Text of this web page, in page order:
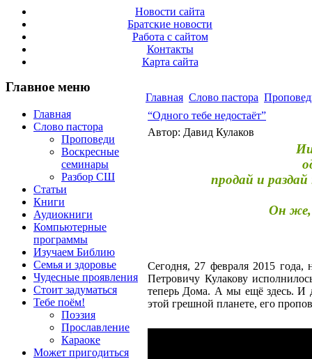
Новости сайта
Братские новости
Работа с сайтом
Контакты
Карта сайта
Главное меню
Главная
Слово пастора
Проповеди
Воскресные
семинары
Разбор СШ
Статьи
Книги
Аудиокниги
Компьютерные
программы
Изучаем Библию
Семья и здоровье
Чудесные проявления
Стоит задуматься
Тебе поём!
Поэзия
Прославление
Караоке
Может пригодиться
Главная Слово пастора
“Одного тебе недостаёт”
Автор: Давид Кулаков
продай и
Он же,
Сегодня, 27 февраля 2015 года,
Петровичу Кулакову
теперь Дома. А мы ещё здесь. И
этой грешной планете, его